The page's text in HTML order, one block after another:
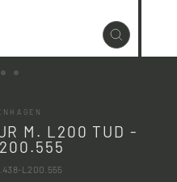
LUK
(ESC)
M. L200 TUD -
L200.555